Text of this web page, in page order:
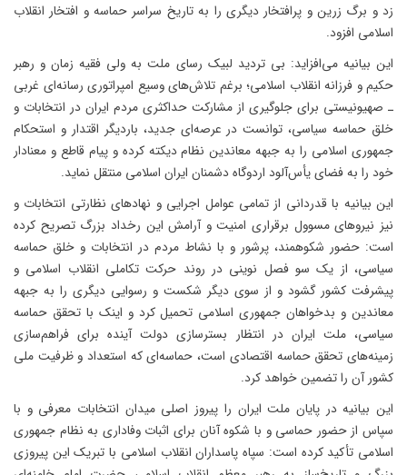
زد و برگ زرین و پرافتخار دیگری را به تاریخ سراسر حماسه و افتخار انقلاب
اسلامی افزود.
این بیانیه می‌افزاید: بی تردید لبیک رسای ملت به ولی فقیه زمان و رهبر
حکیم و فرزانه انقلاب اسلامی؛ برغم تلاش‌های وسیع امپراتوری رسانه‌ای غربی
ـ صهیونیستی برای جلوگیری از مشارکت حداکثری مردم ایران در انتخابات و
خلق حماسه سیاسی، توانست در عرصه‌ای جدید، باردیگر اقتدار و استحکام
جمهوری اسلامی را به جبهه معاندین نظام دیکته کرده و پیام قاطع و معنادار
خود را به فضای یأس‌آلود اردوگاه دشمنان ایران اسلامی منتقل نماید.
این بیانیه با قدردانی از تمامی عوامل اجرایی و نهادهای نظارتی انتخابات و
نیز نیروهای مسوول برقراری امنیت و آرامش این رخداد بزرگ تصریح کرده
است: حضور شکوهمند، پرشور و با نشاط مردم در انتخابات و خلق حماسه
سیاسی، از یک سو فصل نوینی در روند حرکت تکاملی انقلاب اسلامی و
پیشرفت کشور گشود و از سوی دیگر شکست و رسوایی دیگری را به جبهه
معاندین و بدخواهان جمهوری اسلامی تحمیل کرد و اینک با تحقق حماسه
سیاسی، ملت ایران در انتظار بسترسازی دولت آینده برای فراهم‌سازی
زمینه‌های تحقق حماسه اقتصادی است، حماسه‌ای که استعداد و ظرفیت ملی
کشور آن را تضمین خواهد کرد.
این بیانیه در پایان ملت ایران را پیروز اصلی میدان انتخابات معرفی و با
سپاس از حضور حماسی و با شکوه آنان برای اثبات وفاداری به نظام جمهوری
اسلامی تأکید کرده است: سپاه پاسداران انقلاب اسلامی با تبریک این پیروزی